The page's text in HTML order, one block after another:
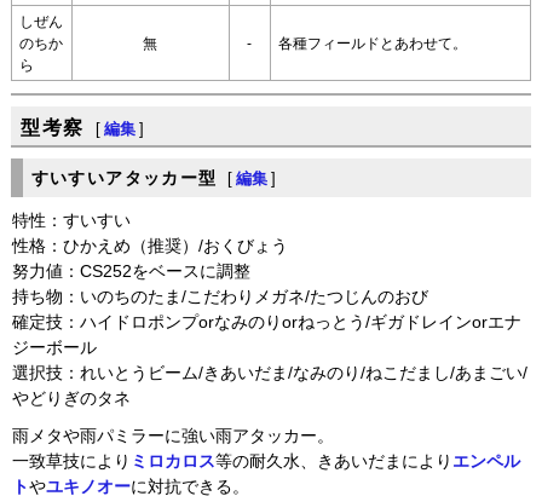
しぜん
のちか
ら
無 - 各種フィールドとあわせて。
型考察 [ 編集 ]
すいすいアタッカー型 [ 編集 ]
特性：すいすい
性格：ひかえめ（推奨）/おくびょう
努力値：CS252をベースに調整
持ち物：いのちのたま/こだわりメガネ/たつじんのおび
確定技：ハイドロポンプorなみのりorねっとう/ギガドレインorエナ
ジーボール
選択技：れいとうビーム/きあいだま/なみのり/ねこだまし/あまごい/
やどりぎのタネ
雨メタや雨パミラーに強い雨アタッカー。
一致草技により ミロカロス等の耐久水、きあいだまにより エンペル
トやユキノオーに対抗できる。